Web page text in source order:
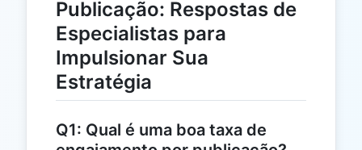
Publicação: Respostas de
Especialistas para
Impulsionar Sua
Estratégia
Q1: Qual é uma boa taxa de